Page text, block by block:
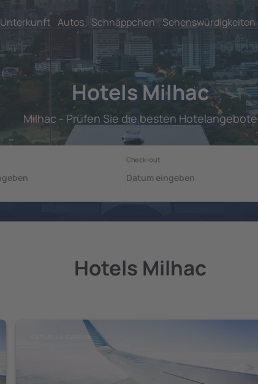
Unterkunft Autos Schnäppchen Sehenswürdigkeiten
Hotels Milhac
Milhac - Prüfen Sie die besten Hotelangebote
Hotels Milhac
SARLAT-LA-CANEDA